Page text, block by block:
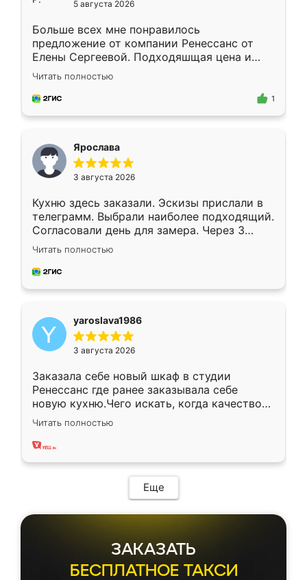
5 августа 2026
Больше всех мне понравилось
предложение от компании Ренессанс от
Елены Сергеевой. Подходяшщая цена и
короткие сроки изготовления. Приехавший
для замера сотрудник Владислав
предложил по моему эскизу самый
Читать полностью
1
Ярослава
3 августа 2026
Кухню здесь заказали. Эскизы прислали в
телеграмм. Выбрали наиболее подходящий.
Согласовали день для замера. Через 3
недели кухня была уже готова. Остались
довольны работой. Спасибо Ренессанс
мебель за качественную работу!
Читать полностью
yaroslava1986
3 августа 2026
Заказала себе новый шкаф в студии
Ренессанс где ранее заказывала себе
новую кухню.Чего искать, когда качеством
вполне довольна. Служит кухня уже почти
два года, нареканий нет.
Читать полностью
Еще
ЗАКАЗАТЬ
БЕСПЛАТНОЕ ТАКСИ